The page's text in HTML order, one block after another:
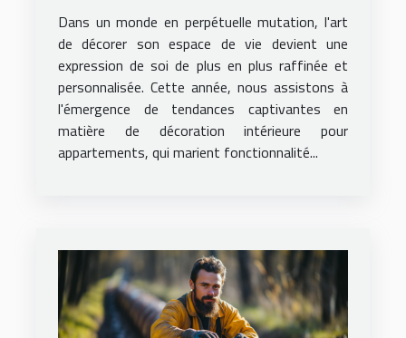
intérieure pour
appartements
Dans un monde en perpétuelle mutation, l'art
de décorer son espace de vie devient une
expression de soi de plus en plus raffinée et
personnalisée. Cette année, nous assistons à
l'émergence de tendances captivantes en
matière de décoration intérieure pour
appartements, qui marient fonctionnalité...